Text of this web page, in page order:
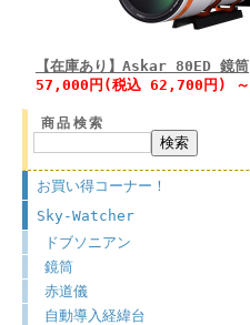
【在庫あり】Askar 80ED 鏡筒
57,000円(税込 62,700円) ～
商品検索
お買い得コーナー！
Sky-Watcher
ドブソニアン
鏡筒
赤道儀
自動導入経緯台